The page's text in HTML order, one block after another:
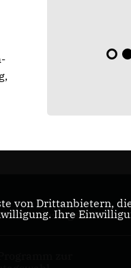
Bundestagsfraktion
von Drittanbietern,
Ihre